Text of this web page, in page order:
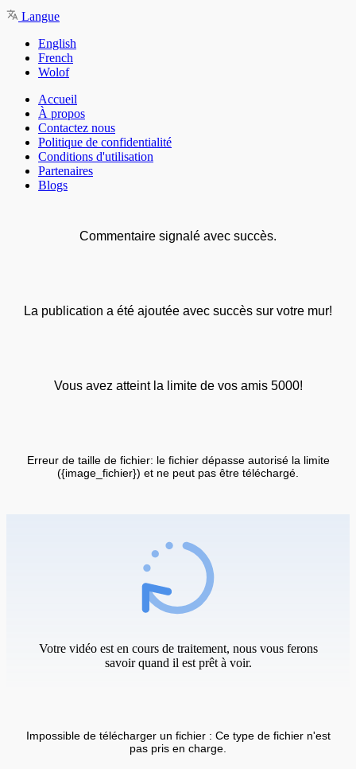
Langue
English
French
Wolof
Accueil
À propos
Contactez nous
Politique de confidentialité
Conditions d'utilisation
Partenaires
Blogs
Commentaire signalé avec succès.
La publication a été ajoutée avec succès sur votre mur!
Vous avez atteint la limite de vos amis 5000!
Erreur de taille de fichier: le fichier dépasse autorisé la limite
({image_fichier}) et ne peut pas être téléchargé.
Votre vidéo est en cours de traitement, nous vous ferons
savoir quand il est prêt à voir.
Impossible de télécharger un fichier : Ce type de fichier n'est
pas pris en charge.